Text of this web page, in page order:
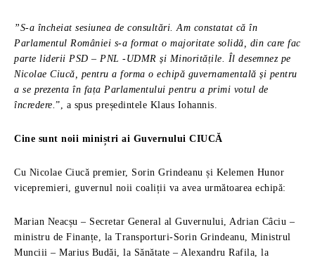
”S-a încheiat sesiunea de consultări. Am constatat că în
Parlamentul României s-a format o majoritate solidă, din care fac
parte liderii PSD – PNL -UDMR și Minoritățile. Îl desemnez pe
Nicolae Ciucă, pentru a forma o echipă guvernamentală și pentru
a se prezenta în fața Parlamentului pentru a primi votul de
încredere.”, a spus președintele Klaus Iohannis.
Cine sunt noii miniștri ai Guvernului CIUCĂ
Cu Nicolae Ciucă premier, Sorin Grindeanu și Kelemen Hunor
vicepremieri, guvernul noii coaliții va avea următoarea echipă:
Marian Neacșu – Secretar General al Guvernului, Adrian Câciu –
ministru de Finanțe, la Transporturi-Sorin Grindeanu, Ministrul
Munciii – Marius Budăi, la Sănătate – Alexandru Rafila, la